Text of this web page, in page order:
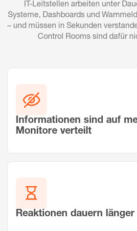
IT-Leitstellen arbeiten unter
Systeme, Dashboards und
– und müssen in Sekunden
Control Rooms sind dafür
Informationen sind auf
Monitore verteilt
Reaktionen dauern